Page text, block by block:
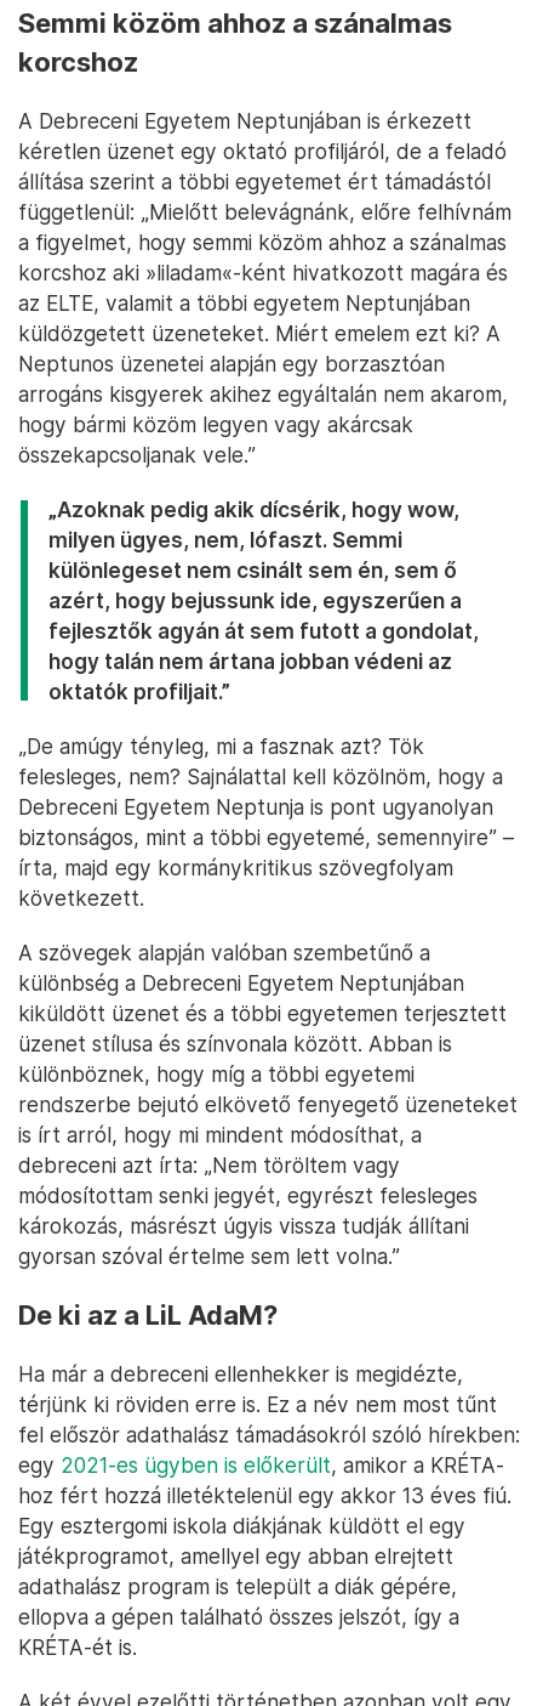
Semmi közöm ahhoz a szánalmas
korcshoz
A Debreceni Egyetem Neptunjában is érkezett
kéretlen üzenet egy oktató profiljáról, de a feladó
állítása szerint a többi egyetemet ért támadástól
függetlenül: „Mielőtt belevágnánk, előre felhívnám
a figyelmet, hogy semmi közöm ahhoz a szánalmas
korcshoz aki »liladam«-ként hivatkozott magára és
az ELTE, valamit a többi egyetem Neptunjában
küldözgetett üzeneteket. Miért emelem ezt ki? A
Neptunos üzenetei alapján egy borzasztóan
arrogáns kisgyerek akihez egyáltalán nem akarom,
hogy bármi közöm legyen vagy akárcsak
összekapcsoljanak vele.”
„Azoknak pedig akik dícsérik, hogy wow,
milyen ügyes, nem, lófaszt. Semmi
különlegeset nem csinált sem én, sem ő
azért, hogy bejussunk ide, egyszerűen a
fejlesztők agyán át sem futott a gondolat,
hogy talán nem ártana jobban védeni az
oktatók profiljait.”
„De amúgy tényleg, mi a fasznak azt? Tök
felesleges, nem? Sajnálattal kell közölnöm, hogy a
Debreceni Egyetem Neptunja is pont ugyanolyan
biztonságos, mint a többi egyetemé, semennyire” –
írta, majd egy kormánykritikus szövegfolyam
következett.
A szövegek alapján valóban szembetűnő a
különbség a Debreceni Egyetem Neptunjában
kiküldött üzenet és a többi egyetemen terjesztett
üzenet stílusa és színvonala között. Abban is
különböznek, hogy míg a többi egyetemi
rendszerbe bejutó elkövető fenyegető üzeneteket
is írt arról, hogy mi mindent módosíthat, a
debreceni azt írta: „Nem töröltem vagy
módosítottam senki jegyét, egyrészt felesleges
károkozás, másrészt úgyis vissza tudják állítani
gyorsan szóval értelme sem lett volna.”
De ki az a LiL AdaM?
Ha már a debreceni ellenhekker is megidézte,
térjünk ki röviden erre is. Ez a név nem most tűnt
fel először adathalász támadásokról szóló hírekben:
egy 2021-es ügyben is előkerült, amikor a KRÉTA-
hoz fért hozzá illetéktelenül egy akkor 13 éves fiú.
Egy esztergomi iskola diákjának küldött el egy
játékprogramot, amellyel egy abban elrejtett
adathalász program is települt a diák gépére,
ellopva a gépen található összes jelszót, így a
KRÉTA-ét is.